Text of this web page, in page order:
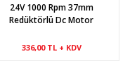
24V 1000 Rpm 37mm
Redüktörlü Dc Motor
336,00 TL + KDV